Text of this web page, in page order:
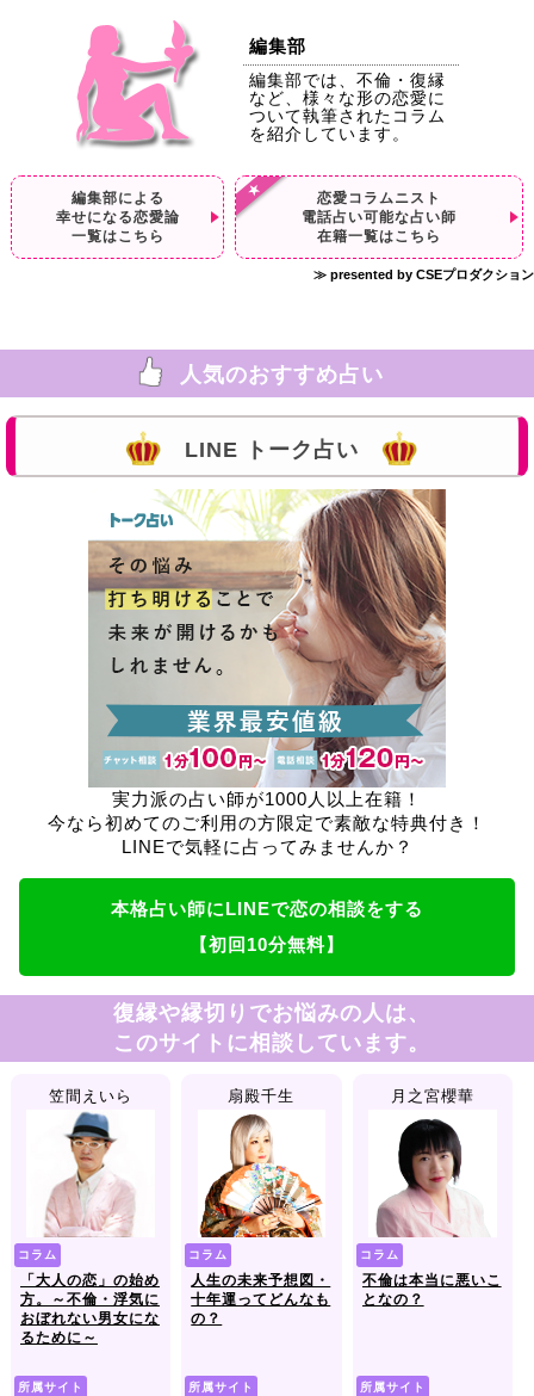
編集部
編集部では、不倫・復縁
など、様々な形の恋愛に
ついて執筆されたコラム
を紹介しています。
編集部による
幸せになる恋愛論
一覧はこちら
恋愛コラムニスト
電話占い可能な占い師
在籍一覧はこちら
≫ presented by CSEプロダクション
人気のおすすめ占い
LINE トーク占い
実力派の占い師が1000人以上在籍！
今なら初めてのご利用の方限定で素敵な特典付き！
LINEで気軽に占ってみませんか？
本格占い師にLINEで恋の相談をする
【初回10分無料】
復縁や縁切りでお悩みの人は、
このサイトに相談しています。
笠間えいら
コラム
「大人の恋」の始め
方。～不倫・浮気に
おぼれない男女にな
るために～
所属サイト
扇殿千生
コラム
人生の未来予想図・
十年運ってどんなも
の？
所属サイト
月之宮櫻華
コラム
不倫は本当に悪いこ
となの？
所属サイト